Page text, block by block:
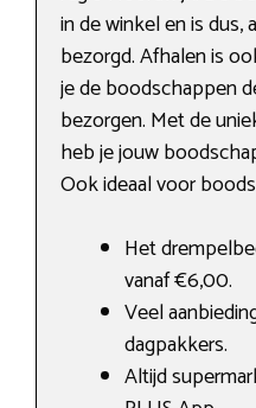
in de winkel en is dus,
bezorgd. Afhalen is
je de boodschappen
bezorgen. Met de
heb je jouw
Ook ideaal voor
Het
vanaf €6,00.
Veel
dagpakkers.
Altijd